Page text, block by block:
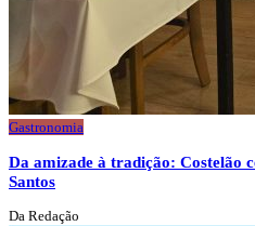
Gastronomia
Da amizade à tradição: Costelão
Santos
Da Redação